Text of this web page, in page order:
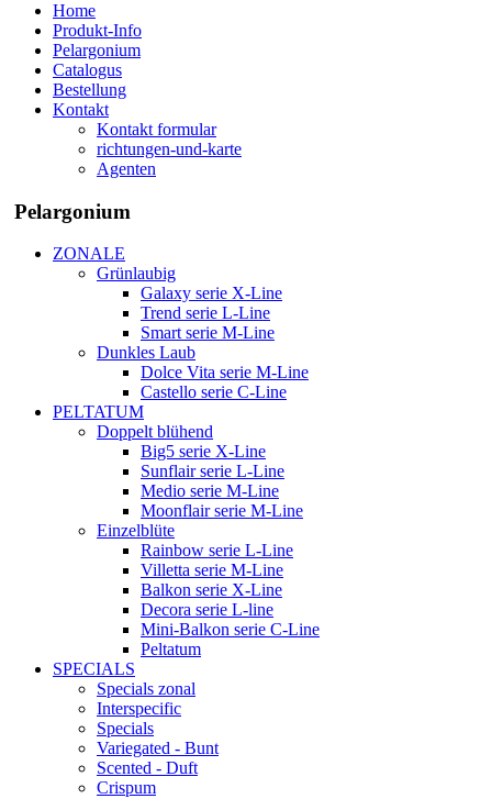
Home
Produkt-Info
Pelargonium
Catalogus
Bestellung
Kontakt
Kontakt formular
richtungen-und-karte
Agenten
Pelargonium
ZONALE
Grünlaubig
Galaxy serie X-Line
Trend serie L-Line
Smart serie M-Line
Dunkles Laub
Dolce Vita serie M-Line
Castello serie C-Line
PELTATUM
Doppelt blühend
Big5 serie X-Line
Sunflair serie L-Line
Medio serie M-Line
Moonflair serie M-Line
Einzelblüte
Rainbow serie L-Line
Villetta serie M-Line
Balkon serie X-Line
Decora serie L-line
Mini-Balkon serie C-Line
Peltatum
SPECIALS
Specials zonal
Interspecific
Specials
Variegated - Bunt
Scented - Duft
Crispum